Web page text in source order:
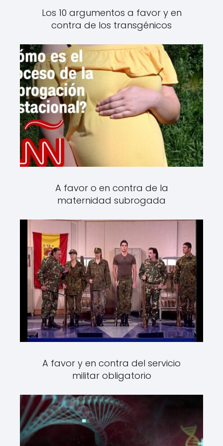
Los 10 argumentos a favor y en
contra de los transgénicos
A favor o en contra de la
maternidad subrogada
A favor y en contra del servicio
militar obligatorio